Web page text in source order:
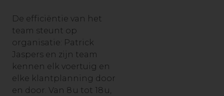
De efficiëntie van het
team steunt op
organisatie: Patrick
Jaspers en zijn team
kennen elk voertuig en
elke klantplanning door
en door. Van 8 u tot 18 u,